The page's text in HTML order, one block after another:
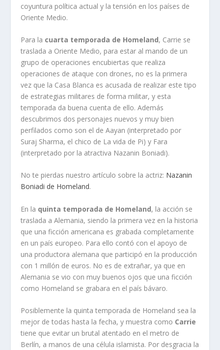
coyuntura política actual y la tensión en los países de
Oriente Medio.
Para la cuarta temporada de Homeland, Carrie se
traslada a Oriente Medio, para estar al mando de un
grupo de operaciones encubiertas que realiza
operaciones de ataque con drones, no es la primera
vez que la Casa Blanca es acusada de realizar este tipo
de estrategias militares de forma militar, y esta
temporada da buena cuenta de ello. Además
descubrimos dos personajes nuevos y muy bien
perfilados como son el de Aayan (interpretado por
Suraj Sharma, el chico de La vida de Pi) y Fara
(interpretado por la atractiva Nazanin Boniadi).
No te pierdas nuestro artículo sobre la actriz: Nazanin
Boniadi de Homeland.
En la quinta temporada de Homeland, la acción se
traslada a Alemania, siendo la primera vez en la historia
que una ficción americana es grabada completamente
en un país europeo. Para ello contó con el apoyo de
una productora alemana que participó en la producción
con 1 millón de euros. No es de extrañar, ya que en
Alemania se vio con muy buenos ojos que una ficción
como Homeland se grabara en el país bávaro.
Posiblemente la quinta temporada de Homeland sea la
mejor de todas hasta la fecha, y muestra como Carrie
tiene que evitar un brutal atentado en el metro de
Berlín, a manos de una célula islamista. Por desgracia la